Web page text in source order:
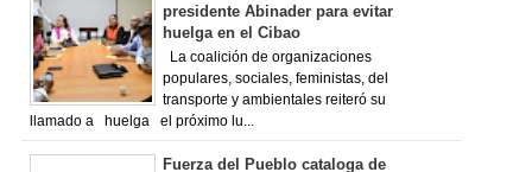
presidente Abinader para evitar
huelga en el Cibao
La coalición de organizaciones
populares, sociales, feministas, del
transporte y ambientales reiteró su
llamado a huelga el próximo lu...
Fuerza del Pueblo cataloga de